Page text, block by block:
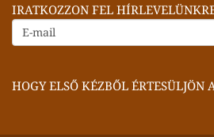
IRATKOZZON FEL
HOGY ELSŐ KÉZBŐL ÉRTESÜLJÖN